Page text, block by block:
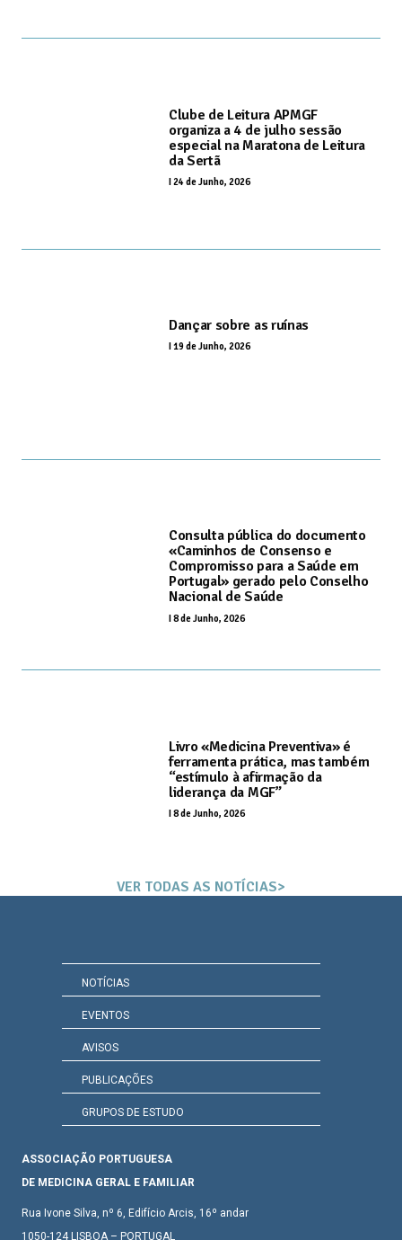
Clube de Leitura APMGF
organiza a 4 de julho sessão
especial na Maratona de Leitura
da Sertã
I24 de Junho, 2026
Dançar sobre as ruínas
19 de Junho, 2026
Consulta pública do documento
«Caminhos de Consenso e
Compromisso para a Saúde em
Portugal» gerado pelo Conselho
Nacional de Saúde
I8 de Junho, 2026
Livro «Medicina Preventiva» é
ferramenta prática, mas também
“estímulo à afirmação da
liderança da MGF”
I8 de Junho, 2026
VER TODAS AS NOTÍCIAS>
NOTÍCIAS
EVENTOS
AVISOS
PUBLICAÇÕES
GRUPOS DE ESTUDO
ASSOCIAÇÃO PORTUGUESA
DE MEDICINA GERAL E FAMILIAR
Rua Ivone Silva, nº 6, Edifício Arcis, 16º andar
1050-124 LISBOA – PORTUGAL